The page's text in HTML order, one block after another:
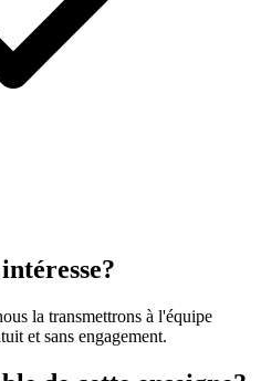
la transmettrons à l'équipe
et sans engagement.